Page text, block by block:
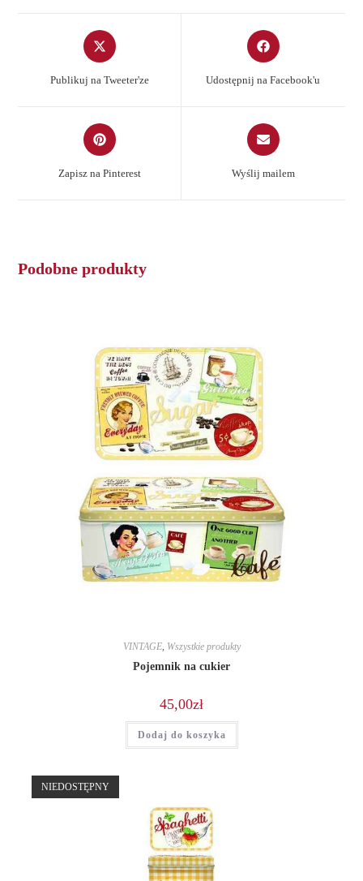
Opens
in
new
Publikuj na Tweeter'ze
Opens
in
new
Udostępnij na Facebook'u
Opens
in
Zapisz na Pinterest
Opens
in
new
Wyślij mailem
Podobne produkty
VINTAGE, Wszystkie produkty
Pojemnik na cukier
45,00zł
Dodaj do koszyka
NIEDOSTĘPNY